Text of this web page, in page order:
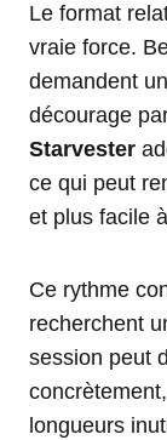
Le format
vraie force.
demandent
décourage
Starvester
ce qui peut
et plus facile
Ce rythme
recherchent
session peut
longueurs